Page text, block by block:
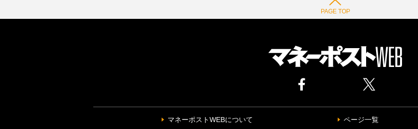
PAGE TOP
マネーポストWEBについて ページ一覧